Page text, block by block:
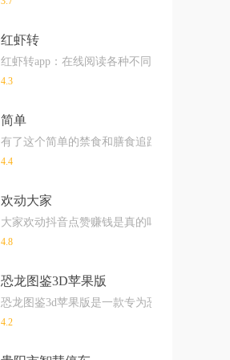
红虾转
红虾转app：在线阅读各种不同的文章就可以
4.3
简单
有了这个简单的禁食和膳食追踪器应用程序
4.4
欢动大家
大家欢动抖音点赞赚钱是真的吗?相信大家一
4.8
恐龙图鉴3D苹果版
恐龙图鉴3d苹果版是一款专为恐龙爱好者打
4.2